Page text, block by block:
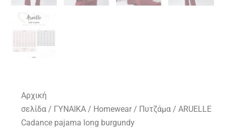
Αρχική
σελίδα / ΓΥΝΑΙΚΑ / Homewear / Πυτζάμα / ARUELLE
Cadance pajama long burgundy